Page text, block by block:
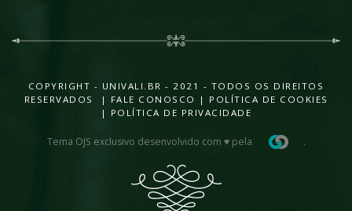
COPYRIGHT - UNIVALI.BR - 2021 - TODOS OS DIREITOS
RESERVADOS |
FALE CONOSCO | POLÍTICA DE COOKIES
| POLÍTICA DE PRIVACIDADE
Tema OJS exclusivo desenvolvido com ♥ pela .